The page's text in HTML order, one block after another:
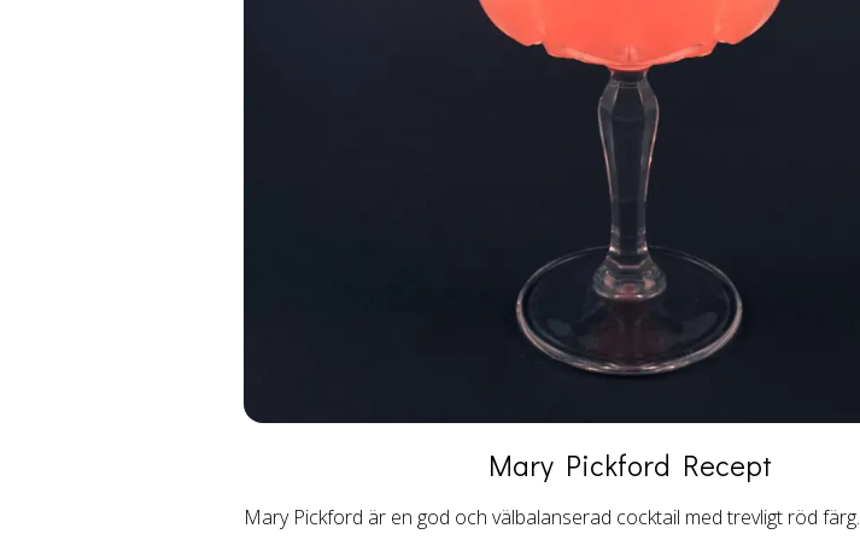
Mary Pickford Recept
Mary Pickford är en god och välbalanserad cocktail med trevligt röd färg.